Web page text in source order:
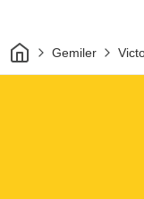
Ev Gemiler